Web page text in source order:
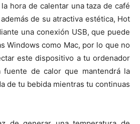
hora de calentar una taza de café
de su atractiva estética, Hot
una conexión USB, que puede
Windows como Mac, por lo que no
este dispositivo a tu ordenador
fuente de calor que mantendrá la
de tu bebida mientras tu continuas